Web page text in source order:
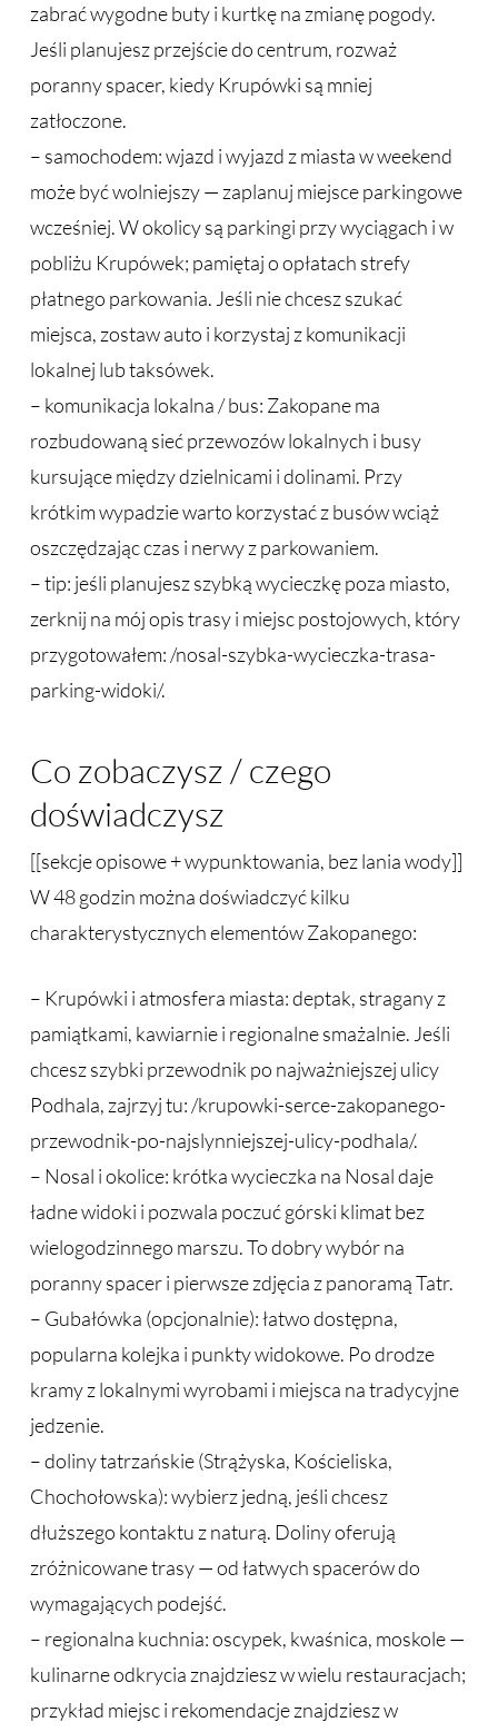
zabrać wygodne buty i kurtkę na zmianę pogody.
Jeśli planujesz przejście do centrum, rozważ
poranny spacer, kiedy Krupówki są mniej
zatłoczone.
– samochodem: wjazd i wyjazd z miasta w weekend
może być wolniejszy — zaplanuj miejsce parkingowe
wcześniej. W okolicy są parkingi przy wyciągach i w
pobliżu Krupówek; pamiętaj o opłatach strefy
płatnego parkowania. Jeśli nie chcesz szukać
miejsca, zostaw auto i korzystaj z komunikacji
lokalnej lub taksówek.
– komunikacja lokalna / bus: Zakopane ma
rozbudowaną sieć przewozów lokalnych i busy
kursujące między dzielnicami i dolinami. Przy
krótkim wypadzie warto korzystać z busów wciąż
oszczędzając czas i nerwy z parkowaniem.
– tip: jeśli planujesz szybką wycieczkę poza miasto,
zerknij na mój opis trasy i miejsc postojowych, który
przygotowałem: /nosal-szybka-wycieczka-trasa-
parking-widoki/.
Co zobaczysz / czego
doświadczysz
[[sekcje opisowe + wypunktowania, bez lania wody]]
W 48 godzin można doświadczyć kilku
charakterystycznych elementów Zakopanego:
– Krupówki i atmosfera miasta: deptak, stragany z
pamiątkami, kawiarnie i regionalne smażalnie. Jeśli
chcesz szybki przewodnik po najważniejszej ulicy
Podhala, zajrzyj tu: /krupowki-serce-zakopanego-
przewodnik-po-najslynniejszej-ulicy-podhala/.
– Nosal i okolice: krótka wycieczka na Nosal daje
ładne widoki i pozwala poczuć górski klimat bez
wielogodzinnego marszu. To dobry wybór na
poranny spacer i pierwsze zdjęcia z panoramą Tatr.
– Gubałówka (opcjonalnie): łatwo dostępna,
popularna kolejka i punkty widokowe. Po drodze
kramy z lokalnymi wyrobami i miejsca na tradycyjne
jedzenie.
– doliny tatrzańskie (Strążyska, Kościeliska,
Chochołowska): wybierz jedną, jeśli chcesz
dłuższego kontaktu z naturą. Doliny oferują
zróżnicowane trasy — od łatwych spacerów do
wymagających podejść.
– regionalna kuchnia: oscypek, kwaśnica, moskole —
kulinarne odkrycia znajdziesz w wielu restauracjach;
przykład miejsc i rekomendacje znajdziesz w